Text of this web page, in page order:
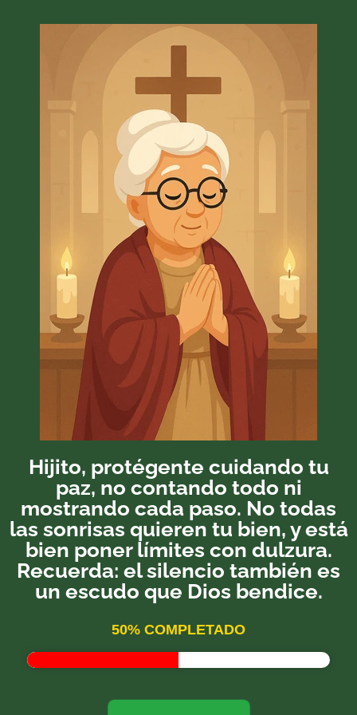
Hijito, protégente cuidando tu
paz, no contando todo ni
mostrando cada paso. No todas
las sonrisas quieren tu bien, y está
bien poner límites con dulzura.
Recuerda: el silencio también es
un escudo que Dios bendice.
50% COMPLETADO